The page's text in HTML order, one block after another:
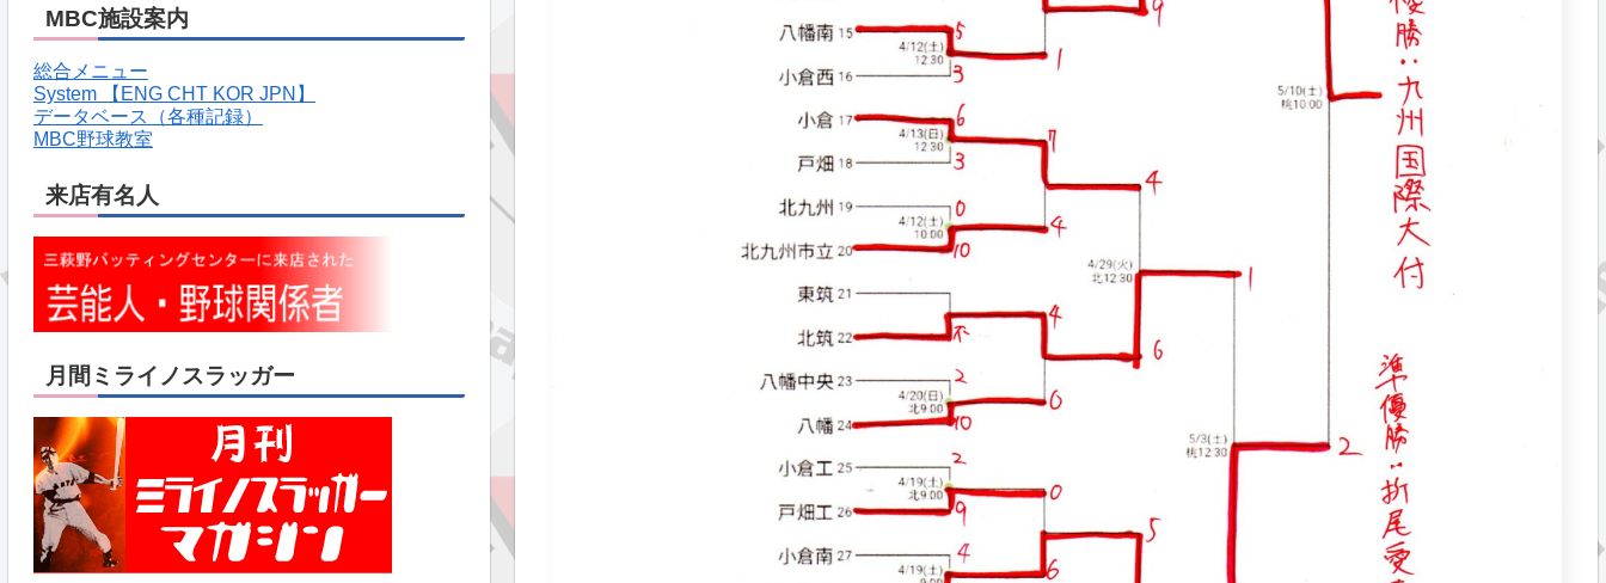
MBC施設案内
総合メニュー
System 【ENG CHT KOR JPN】
データベース（各種記録）
MBC野球教室
来店有名人
月間ミライノスラッガー